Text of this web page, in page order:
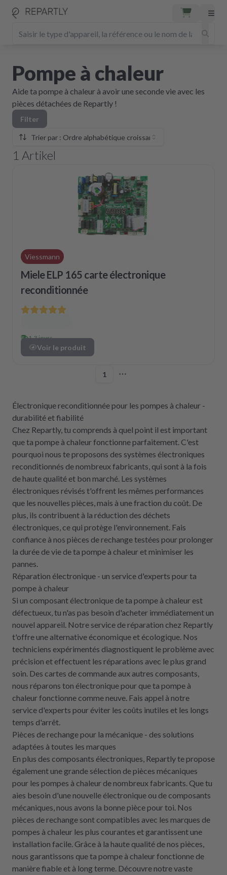
Pompe à chaleur
Aide ta pompe à chaleur à avoir une seconde vie avec les
pièces détachées de Repartly !
Filter
Trier par : Ordre alphabétique croissant
1 Artikel
Viessmann
Miele ELP 165 carte électronique
reconditionnée
1-3 jours
Voir le produit
1
Électronique reconditionnée pour les pompes à chaleur -
durabilité et fiabilité
Chez Repartly, tu comprends à quel point il est important
que ta pompe à chaleur fonctionne parfaitement. C'est
pourquoi nous te proposons des systèmes électroniques
reconditionnés de nombreux fabricants, qui sont à la fois
de haute qualité et bon marché. Les systèmes
électroniques révisés t'offrent les mêmes performances
que les nouvelles pièces, mais à une fraction du coût. De
plus, ils contribuent à la réduction des déchets
électroniques, ce qui protège l'environnement. Fais
confiance à nos pièces de rechange testées pour prolonger
la durée de vie de ta pompe à chaleur et minimiser les
pannes.
Réparation électronique - un service d'experts pour ta
pompe à chaleur
Si un composant électronique de ta pompe à chaleur est
défectueux, tu n'as pas besoin d'acheter immédiatement un
nouvel appareil. Notre service de réparation chez Repartly
t'offre une alternative économique et écologique. Nos
techniciens expérimentés diagnostiquent le problème avec
précision et effectuent les réparations avec le plus grand
soin. Des cartes de commande aux autres composants,
nous réparons ton électronique pour que ta pompe à
chaleur fonctionne comme neuve. Fais appel à notre
service d'experts pour éviter les coûts inutiles et les longs
temps d'arrêt.
Pièces de rechange pour la mécanique - des solutions
adaptées à toutes les marques
En plus des composants électroniques, Repartly te propose
également une grande sélection de pièces mécaniques
pour les pompes à chaleur de nombreux fabricants. Que tu
aies besoin d'une nouvelle électronique ou de composants
mécaniques, nous avons la bonne pièce pour toi. Nos
pièces de rechange sont compatibles avec les marques de
pompes à chaleur les plus courantes et garantissent une
installation facile. Grâce à la haute qualité de nos pièces,
nous garantissons que ta pompe à chaleur fonctionne de
manière fiable et à long terme. Découvre notre vaste